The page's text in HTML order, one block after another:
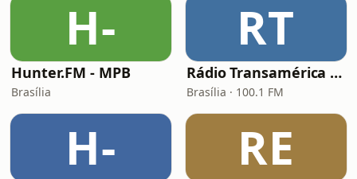
H-
Hunter.FM - MPB
Brasília
RT
Rádio Transamérica Brasília
Brasília · 100.1 FM
H- RE